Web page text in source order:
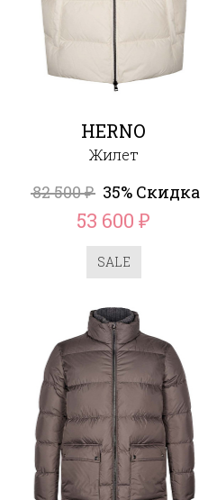
HERNO
Жилет
82 500₽ 35% Скидка
53 600₽
SALE